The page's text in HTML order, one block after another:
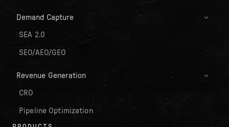
Demand Capture
SEA 2.0
SEO/AEO/GEO
Revenue Generation
CRO
Pipeline Optimization